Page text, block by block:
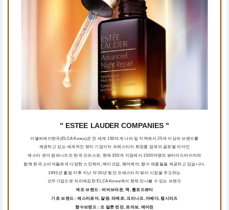
" ESTEE LAUDER COMPANIES "
이엘씨에이한국(ELCA Korea)은 전 세계 150여개 나라 및 지역에서 25개 이상의 브랜드를
제공하고 있는 세계적인 뷰티 기업이자 프레스티지 화장품 업계의 글로벌 리더인
에스티 로더 컴퍼니즈의 한국 오피스로, 현재 350개 지점에서 1500여명의 뷰티어드바이저와
함께 한국 소비자들에게 다양한 스킨케어, 메이크업, 헤어케어, 향수 제품들을 제공하고 있습니다.
1991년 출범 이후 지난 약 30년 동안 프레스티지 뷰티 시장을 주도하는
선두기업으로 자리매김한 ELCA Korea에서 현재 만나볼 수 있는 브랜드
색조 브랜드 : 바비브라운, 맥, 톰포드뷰티
기초 브랜드 : 에스티로더, 달팡, 라메르, 크리니크, 아베다, 랩시리즈
향수브랜드 : 조 말론 런던, 르라보, 에어린